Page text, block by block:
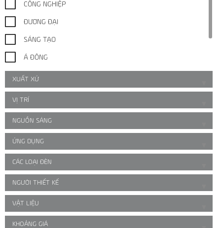
CÔNG NGHIỆP
ĐƯƠNG ĐẠI
SÁNG TẠO
Á ĐÔNG
TRUYỀN CẢM HỨNG
THEO YÊU CẦU
XUẤT XỨ
VỊ TRÍ
NGUỒN SÁNG
ỨNG DỤNG
CÁC LOẠI ĐÈN
NGƯỜI THIẾT KẾ
VẬT LIỆU
KHOẢNG GIÁ